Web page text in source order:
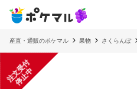
産直・通販のポケマル 果物 さくらんぼ
注
文
受
付
停
止
中